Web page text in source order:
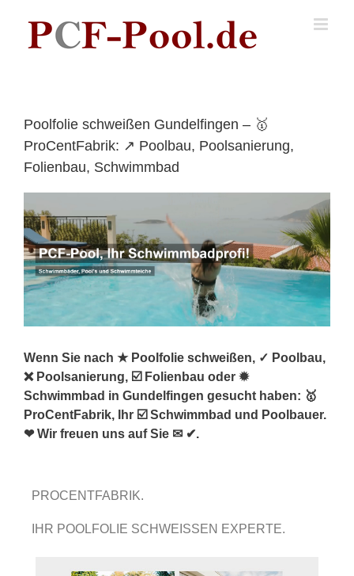
content
Poolfolie schweißen Gundelfingen – 🥇
ProCentFabrik: ↗️ Poolbau, Poolsanierung,
Folienbau, Schwimmbad
Wenn Sie nach ★ Poolfolie schweißen, ✓ Poolbau,
❌ Poolsanierung, ☑️ Folienbau oder ✹
Schwimmbad in Gundelfingen gesucht haben: 🥇
ProCentFabrik, Ihr ☑️ Schwimmbad und Poolbauer.
❤ Wir freuen uns auf Sie ✉ ✔.
PROCENTFABRIK.
IHR POOLFOLIE SCHWEISSEN EXPERTE.